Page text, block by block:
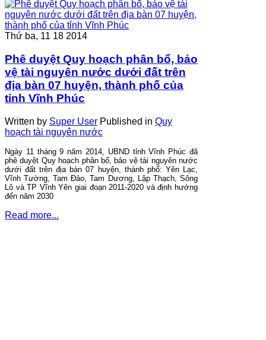
Thứ ba, 11 18 2014
Phê duyệt Quy hoạch phân bổ, bảo
vệ tài nguyên nước dưới đất trên
địa bàn 07 huyện, thành phố của
tỉnh Vĩnh Phúc
Written by Super User Published in Quy
hoạch tài nguyên nước
Ngày 11 tháng 9 năm 2014, UBND tỉnh Vĩnh Phúc đã
phê duyệt Quy hoạch phân bổ, bảo vệ tài nguyên nước
dưới đất trên địa bàn 07 huyện, thành phố: Yên Lạc,
Vĩnh Tường, Tam Đảo, Tam Dương, Lập Thạch, Sông
Lô và TP Vĩnh Yên giai đoạn 2011-2020 và định hướng
đến năm 2030
Read more...